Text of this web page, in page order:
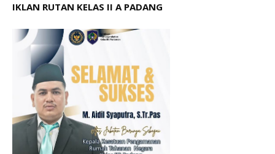
IKLAN RUTAN KELAS II A PADANG